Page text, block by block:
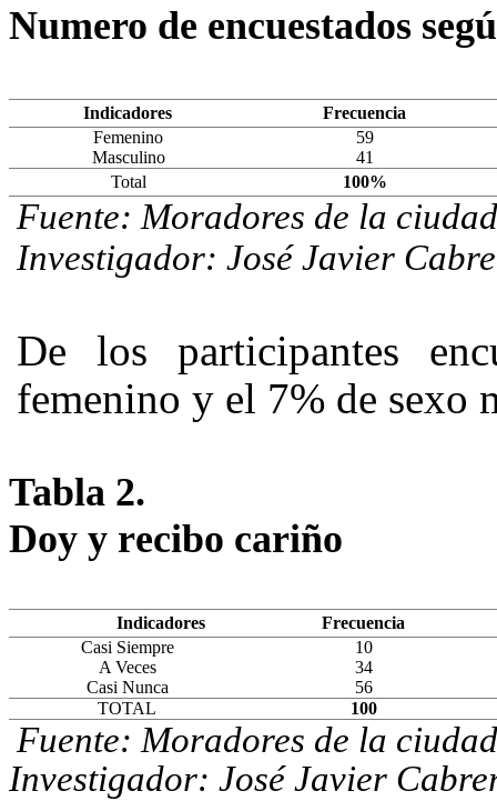
Numero de encuestados
Indicadores
Frecuencia
Femenino
59
Masculino
41
Total
100%
Fuente: Moradores de la
Investigador: José Javier
De los participantes enc
femenino y el 7% de sexo
Tabla 2.
Doy y recibo cariño
Indicadores
Frecuencia
Casi Siempre
10
A Veces
34
Casi Nunca
56
TOTAL
100
Fuente: Moradores de la
Investigador: José Javier